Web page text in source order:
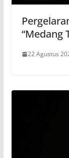
“Medang
22 Agustus